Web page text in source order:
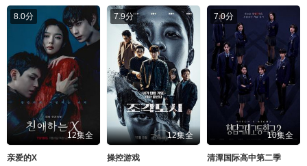
8.0分
12集全
亲爱的X
7.9分
12集全
操控游戏
7.0分
10集全
清潭国际高中第二季